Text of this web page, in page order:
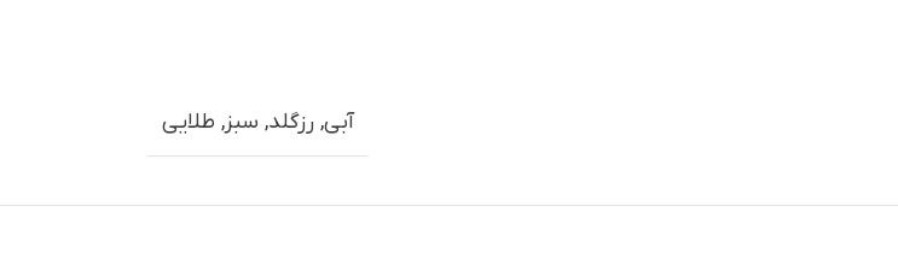
آبی, رزگلد, سبز, طلایی